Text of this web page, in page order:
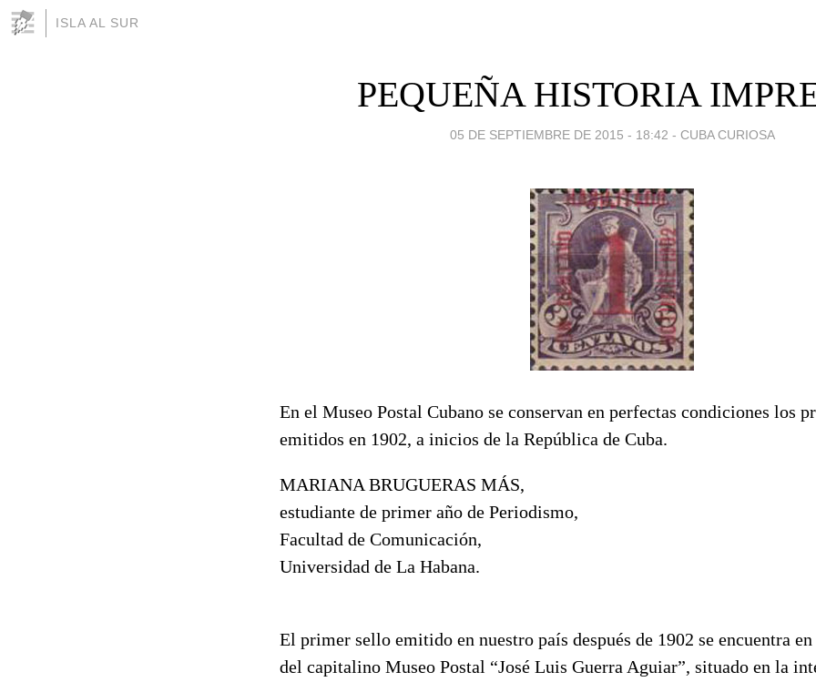
ISLA AL SUR
PEQUEÑA HISTORIA
05 DE SEPTIEMBRE DE 2015 - 18:42 - CUBA CURIOSA
En el Museo Postal Cubano se conservan en perfectas condiciones los
emitidos en 1902, a inicios de la República de Cuba.
MARIANA BRUGUERAS MÁS,
estudiante de primer año de Periodismo,
Facultad de Comunicación,
Universidad de La Habana.
El primer sello emitido en nuestro país después de 1902 se encuentra en
del capitalino Museo Postal “José Luis Guerra Aguiar”, situado en la